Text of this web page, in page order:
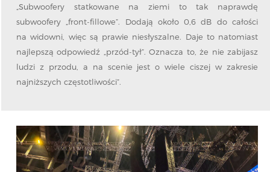
„Subwoofery statkowane na ziemi to tak naprawdę
subwoofery „front-fillowe”. Dodają około 0,6 dB do całości
na widowni, więc są prawie niesłyszalne. Daje to natomiast
najlepszą odpowiedź „przód-tył”. Oznacza to, że nie zabijasz
ludzi z przodu, a na scenie jest o wiele ciszej w zakresie
najniższych częstotliwości”.